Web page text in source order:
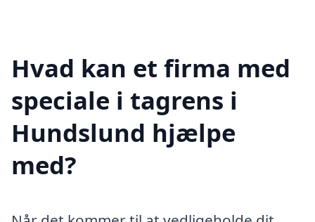
Hvad kan et firma med
speciale i tagrens i
Hundslund hjælpe
med?